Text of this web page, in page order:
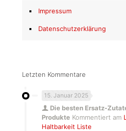
Impressum
Datenschutzerklärung
Letzten Kommentare
15. Januar 2025
Die besten Ersatz-
Produkte Kommentiert am
Haltbarkeit Liste